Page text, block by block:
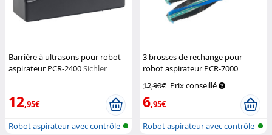
Barrière à ultrasons pour robot
aspirateur PCR-2400Sichler
12,95€
Robot aspirateur avec contrôle
3 brosses de rechange pour
robot aspirateur PCR-7000
Sichler Haushaltsgeräte
12,90€ Prix conseillé
6,95€
Robot aspirateur avec contrôle